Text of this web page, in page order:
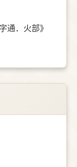
通．火部》